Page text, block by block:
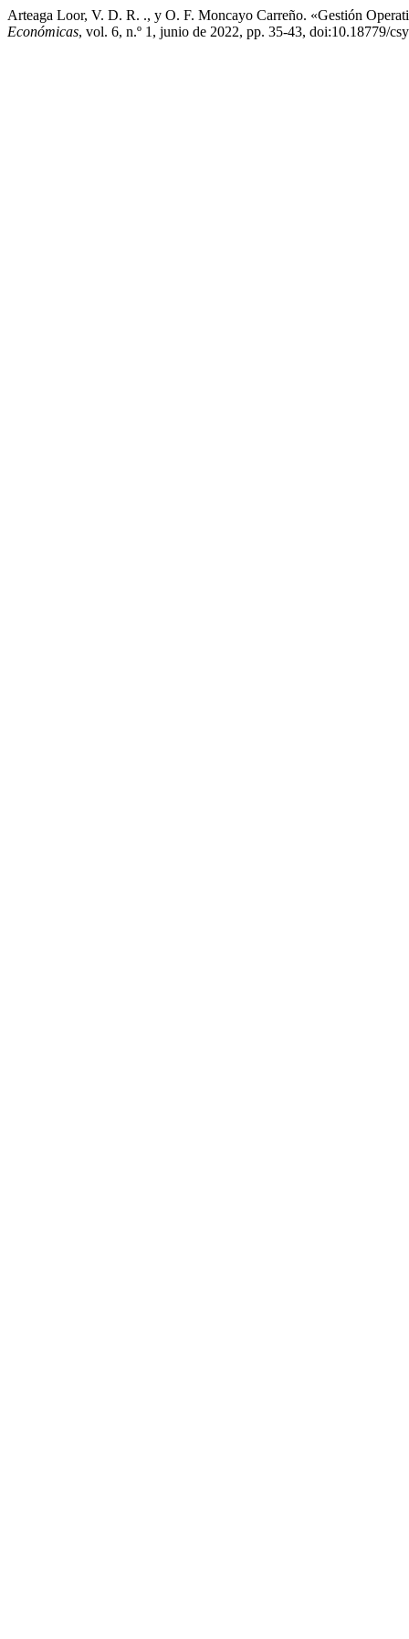
Arteaga Loor, V. D. R. ., y O. F. Moncayo Carreño. «Gestión
Económicas, vol. 6, n.º 1, junio de 2022, pp. 35-43, doi:10.18779/